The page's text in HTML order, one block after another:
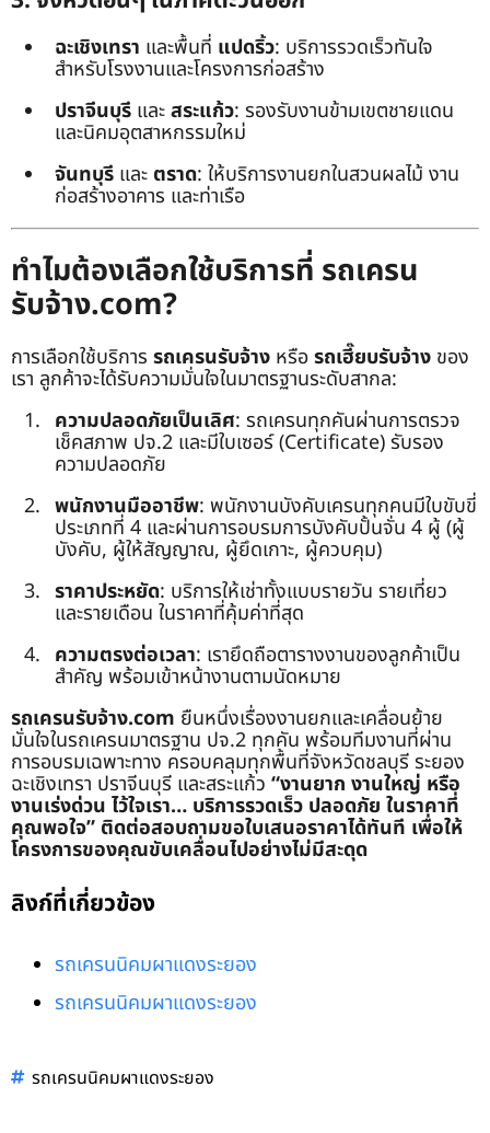
ฉะเชิงเทรา และพื้นที่ แปดริ้ว: บริการรวดเร็วทันใจ
สำหรับโรงงานและโครงการก่อสร้าง
ปราจีนบุรี และสระแก้ว: รองรับงานข้ามเขตชายแดน
และนิคมอุตสาหกรรมใหม่
จันทบุรี และ ตราด: ให้บริการงานยกในสวนผลไม้ งาน
ก่อสร้างอาคาร และท่าเรือ
ทำไมต้องเลือกใช้บริการที่ รถเครน
รับจ้าง.com?
การเลือกใช้บริการ รถเครนรับจ้าง หรือรถเฮี๊ยบรับจ้าง ของ
เรา ลูกค้าจะได้รับความมั่นใจในมาตรฐานระดับสากล:
ความปลอดภัยเป็นเลิศ: รถเครนทุกคันผ่านการตรวจ
เช็คสภาพ ปจ.2 และมีใบเซอร์ (Certificate) รับรอง
ความปลอดภัย
พนักงานมืออาชีพ: พนักงานบังคับเครนทุกคนมีใบขับขี่
ประเภทที่ 4 และผ่านการอบรมการบังคับปั้นจั่น 4 ผู้ (ผู้
บังคับ, ผู้ให้สัญญาณ, ผู้ยึดเกาะ, ผู้ควบคุม)
ราคาประหยัด: บริการให้เช่าทั้งแบบรายวัน รายเที่ยว
และรายเดือน ในราคาที่คุ้มค่าที่สุด
ความตรงต่อเวลา: เรายึดถือตารางงานของลูกค้าเป็น
สำคัญ พร้อมเข้าหน้างานตามนัดหมาย
รถเครนรับจ้าง.com ยืนหนึ่งเรื่องงานยกและเคลื่อนย้าย
มั่นใจในรถเครนมาตรฐาน ปจ.2 ทุกคัน พร้อมทีมงานที่ผ่าน
การอบรมเฉพาะทาง ครอบคลุมทุกพื้นที่จังหวัดชลบุรี ระยอง
ฉะเชิงเทรา ปราจีนบุรี และสระแก้ว “งานยาก งานใหญ่ หรือ
งานเร่งด่วน ไว้ใจเรา… บริการรวดเร็ว ปลอดภัย ในราคาที่
คุณพอใจ” ติดต่อสอบถามขอใบเสนอราคาได้ทันที เพื่อให้
โครงการของคุณขับเคลื่อนไปอย่างไม่มีสะดุด
ลิงก์ที่เกี่ยวข้อง
รถเครนนิคมผาแดงระยอง
รถเครนนิคมผาแดงระยอง
รถเครนนิคมผาแดงระยอง